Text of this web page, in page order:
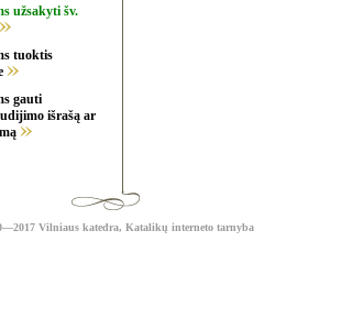
užsakyti šv.
tuoktis
gauti
išrašą ar
Vilniaus katedra, Katalikų interneto tarnyba